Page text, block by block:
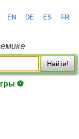
EN DE ES FR
Найти!
⚽